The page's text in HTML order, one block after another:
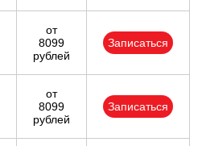
от
8099
рублей
Записаться
от
8099
рублей
Записаться